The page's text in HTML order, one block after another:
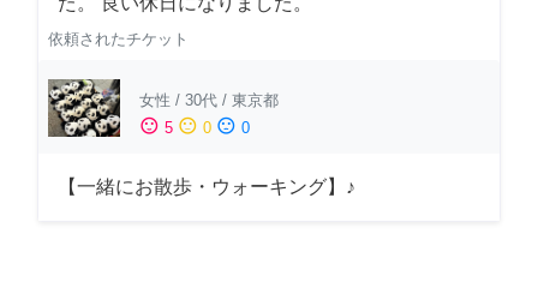
依頼されたチケット
女性 / 30代 / 東京都
sentiment_satisfied 5 sentiment_neutral 0 sentiment_dissatisfied 0
【一緒にお散歩・ウォーキング】♪